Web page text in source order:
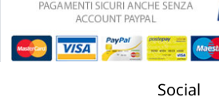
Social